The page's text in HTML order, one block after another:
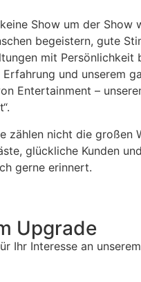
Show um der Show
begeistern, gute
mit Persönlichkeit
und unserem
Entertainment –
zählen nicht die großen
glückliche Kunden
gerne erinnert.
Upgrade
Ihr Interesse an